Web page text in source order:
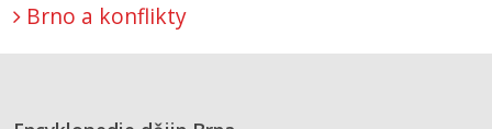
Brno a konflikty